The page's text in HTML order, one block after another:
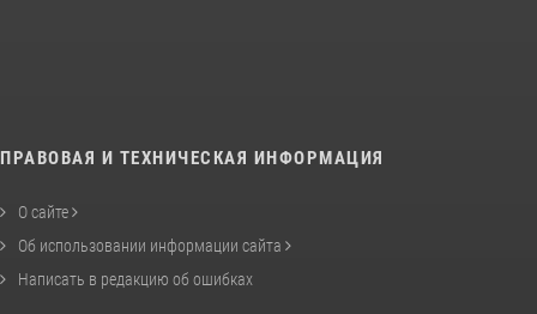
ПРАВОВАЯ И ТЕХНИЧЕСКАЯ ИНФОРМАЦИЯ
О сайте
Об использовании информации сайта
Написать в редакцию об ошибках